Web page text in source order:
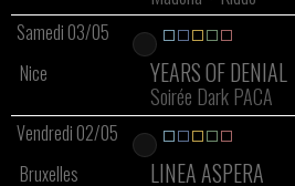
Samedi 03/05
Nice
YEARS OF DENIAL
Soirée Dark PACA
Vendredi 02/05
Bruxelles
LINEA ASPERA